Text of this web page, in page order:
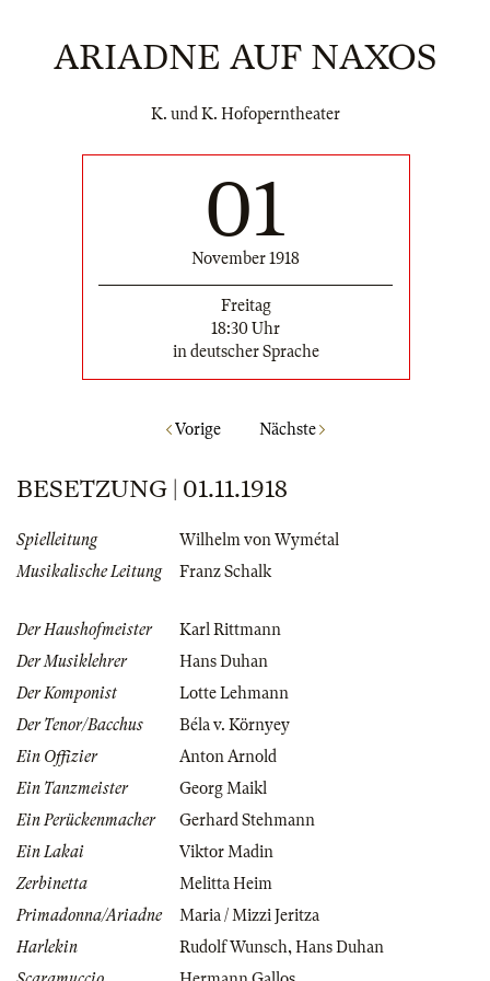
ARIADNE AUF NAXOS
K. und K. Hofoperntheater
01
November 1918
Freitag
18:30 Uhr
in deutscher Sprache
Vorige Nächste
BESETZUNG | 01.11.1918
Spielleitung
Wilhelm von Wymétal
Musikalische Leitung
Franz Schalk
Der Haushofmeister
Karl Rittmann
Der Musiklehrer
Hans Duhan
Der Komponist
Lotte Lehmann
Der Tenor/Bacchus
Béla v. Környey
Ein Offizier
Anton Arnold
Ein Tanzmeister
Georg Maikl
Ein Perückenmacher
Gerhard Stehmann
Ein Lakai
Viktor Madin
Zerbinetta
Melitta Heim
Primadonna/Ariadne
Maria / Mizzi Jeritza
Harlekin
Rudolf Wunsch,Hans Duhan